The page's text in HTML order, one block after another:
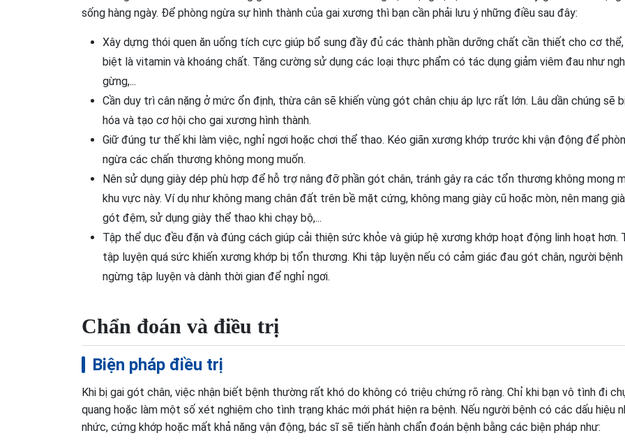
sống hàng ngày. Để phòng ngừa sự hình thành của gai xương thì bạn cần phải lưu ý những điều sau đây:
Xây dựng thói quen ăn uống tích cực giúp bổ sung đầy đủ các thành phần dưỡng chất cần thiết cho cơ
biệt là vitamin và khoáng chất. Tăng cường sử dụng các loại thực phẩm có tác dụng giảm viêm đau như
gừng,...
Cần duy trì cân nặng ở mức ổn định, thừa cân sẽ khiến vùng gót chân chịu áp lực rất lớn. Lâu dần chúng sẽ
hóa và tạo cơ hội cho gai xương hình thành.
Giữ đúng tư thế khi làm việc, nghỉ ngơi hoặc chơi thể thao. Kéo giãn xương khớp trước khi vận động để
ngừa các chấn thương không mong muốn.
Nên sử dụng giày dép phù hợp để hỗ trợ nâng đỡ phần gót chân, tránh gây ra các tổn thương không mong
khu vực này. Ví dụ như không mang chân đất trên bề mặt cứng, không mang giày cũ hoặc mòn, nên mang
gót đệm, sử dụng giày thể thao khi chạy bộ,...
Tập thể dục đều đặn và đúng cách giúp cải thiện sức khỏe và giúp hệ xương khớp hoạt động linh hoạt hơn.
tập luyện quá sức khiến xương khớp bị tổn thương. Khi tập luyện nếu có cảm giác đau gót chân, người bệnh
ngừng tập luyện và dành thời gian để nghỉ ngơi.
Chẩn đoán và điều trị
Biện pháp điều trị
Khi bị gai gót chân, việc nhận biết bệnh thường rất khó do không có triệu chứng rõ ràng. Chỉ khi bạn vô tình đi
quang hoặc làm một số xét nghiệm cho tình trạng khác mới phát hiện ra bệnh. Nếu người bệnh có các dấu hiệu
nhức, cứng khớp hoặc mất khả năng vận động, bác sĩ sẽ tiến hành chẩn đoán bệnh bằng các biện pháp như: